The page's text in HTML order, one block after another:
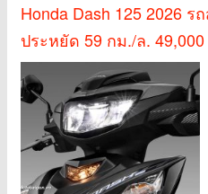
Honda Dash 125 2026
ประหยัด 59 กม./ล.